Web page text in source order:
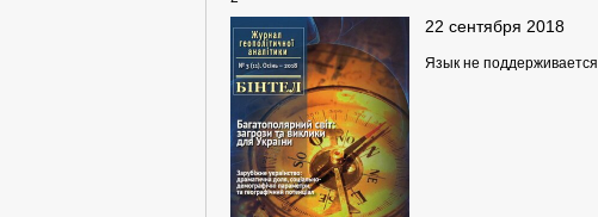
22 сентября 2018
Язык не поддерживается